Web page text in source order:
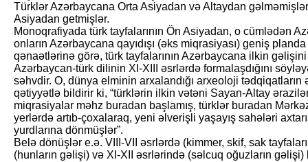
Türklər Azərbaycana Orta Asiyadan və Altaydan
Asiyadan getmişlər.
Monoqrafiyada türk tayfalarının Ön Asiyadan, o cümlədən
onların Azərbaycana qayıdışı (əks miqrasiyası) geniş
qənaətlərinə görə, türk tayfalarının Azərbaycana ilkin
Azərbaycan-türk dilinin XI-XIII əsrlərdə formalaşdığını
səhvdir. O, dünya elminin arxalandığı arxeoloji
qətiyyətlə bildirir ki, “türklərin ilkin vətəni Sayan-Altay
miqrasiyalar məhz buradan başlamış, türklər buradan
yerlərdə artıb-çoxalaraq, yeni əlverişli yaşayış sahələri
yurdlarına dönmüşlər”.
Belə dönüşlər e.ə. VIII-VII əsrlərdə (kimmer, skif, sak
(hunların gəlişi) və XI-XII əsrlərində (səlcuq oğuzların